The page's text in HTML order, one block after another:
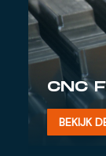
CNC
BEKIJK